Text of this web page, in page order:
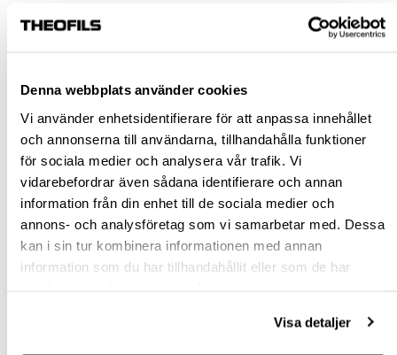
Denna webbplats använder cookies
Vi använder enhetsidentifierare för att anpassa innehållet
och annonserna till användarna, tillhandahålla funktioner
för sociala medier och analysera vår trafik. Vi
vidarebefordrar även sådana identifierare och annan
information från din enhet till de sociala medier och
annons- och analysföretag som vi samarbetar med. Dessa
kan i sin tur kombinera informationen med annan
information som du har tillhandahållit eller som de har
Visa detaljer
Pris / 1 förp: 507,50 kr
KÖP
Jönköping huvudlager Tillfälligt slut i lager online
Malmö butik Finns i lager
Stockholm butik Finns i lager